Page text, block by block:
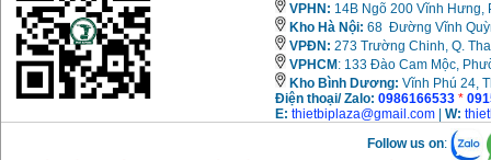
VPHN: 14B Ngõ 200 Vĩnh Hưng,
Kho Hà Nội: 68 Đường Vĩnh
VPĐN: 273 Trường Chinh, Q.
VPHCM : 133 Đào Cam Mộc,
Kho Bình Dương: Vĩnh Phú 24,
Điện thoại/ Zalo: 0986166533 *
E: thietbiplaza@gmail.com W:
Follow us on: